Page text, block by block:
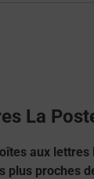
La
aux
plus proches